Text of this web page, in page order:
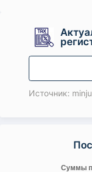
Источник: